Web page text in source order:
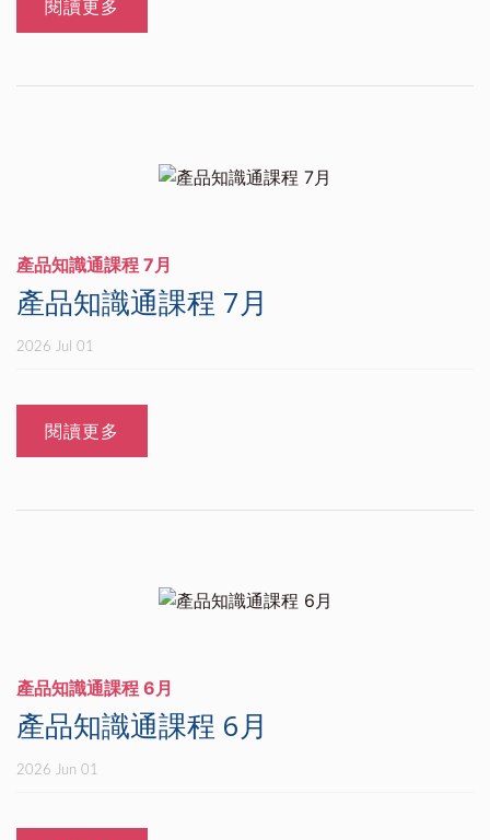
閱讀更多
產品知識通課程 7月
產品知識通課程 7月
2026 Jul 01
閱讀更多
產品知識通課程 6月
產品知識通課程 6月
2026 Jun 01